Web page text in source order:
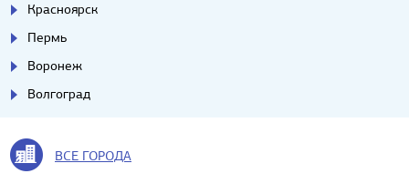
Красноярск
Пермь
Воронеж
Волгоград
ВСЕ ГОРОДА